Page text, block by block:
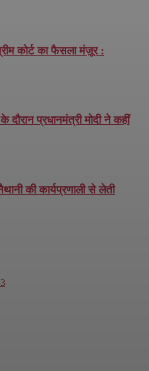
कोर्ट का फैसला मंज़ूर :
दौरान प्रधानमंत्री मोदी ने कहीं
की कार्यप्रणाली से लेती